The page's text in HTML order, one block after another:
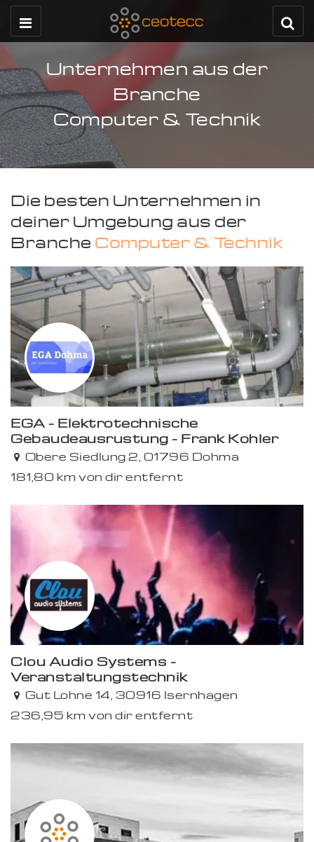
Unternehmen aus der
Branche
Computer & Technik
Die besten Unternehmen in
deiner Umgebung aus der
Branche Computer & Technik
Premium
EGA - Elektrotechnische
Gebäudeausrüstung - Frank Köhler
Obere Siedlung 2, 01796 Dohma
181,80 km von dir entfernt
Premium
Clou Audio Systems -
Veranstaltungstechnik
Gut Lohne 14, 30916 Isernhagen
236,95 km von dir entfernt